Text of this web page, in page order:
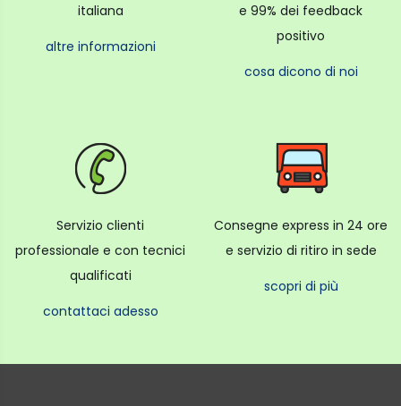
italiana
altre informazioni
e 99% dei feedback
positivo
cosa dicono di noi
Servizio clienti
professionale e con tecnici
qualificati
contattaci adesso
Consegne express in 24 ore
e servizio di ritiro in sede
scopri di più